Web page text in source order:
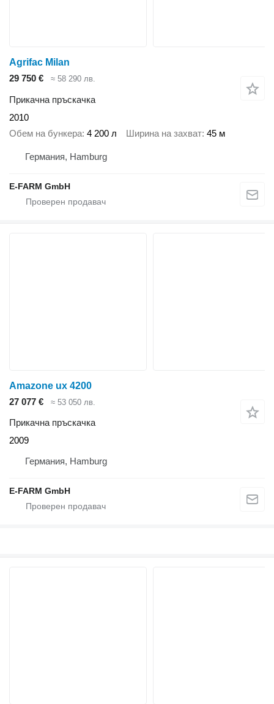
Agrifac Milan
29 750 €
≈ 58 290 лв.
Прикачна пръскачка
2010
Обем на бункера 4 200 л Ширина на захват 45 м
Германия, Hamburg
E-FARM GmbH
Amazone ux 4200
27 077 €
≈ 53 050 лв.
Прикачна пръскачка
2009
Германия, Hamburg
E-FARM GmbH